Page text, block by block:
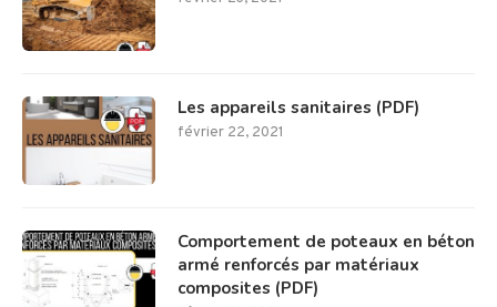
Les appareils sanitaires (PDF)
février 22, 2021
Comportement de poteaux en béton
armé renforcés par matériaux
composites (PDF)